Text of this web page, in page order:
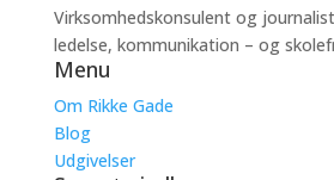
Virksomhedskonsulent og
ledelse, kommunikation – og
Menu
Om Rikke Gade
Blog
Udgivelser